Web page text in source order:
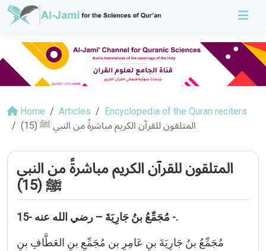
Home Articles
Encyclopedia of the Quran reciters
المتلقون للقرآن الكريم مباشرةً من النبي ﷺ (15)
المتلقون للقرآن الكريم مباشرةً من النبي
ﷺ (15)
15- مُجَمِّعُ بنُ جَارِيَةَ – رضي الله عنه -.
مُجَمِّعُ بنُ جَارِيَةَ بنِ عَامِرِ بن مُجَمِّعِ بنِ العَطَّافِ بنِ